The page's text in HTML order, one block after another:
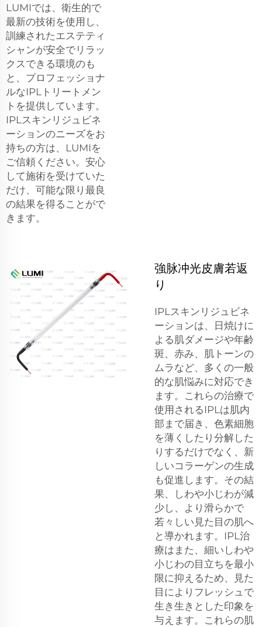
LUMIでは、衛生的で
最新の技術を使用し、
訓練されたエステティ
シャンが安全でリラッ
クスできる環境のも
と、プロフェッショナ
ルなIPLトリートメン
トを提供しています。
IPLスキンリジュビネ
ーションのニーズをお
持ちの方は、LUMIを
ご信頼ください。安心
して施術を受けていた
だけ、可能な限り最良
の結果を得ることがで
きます。
強脉冲光皮膚若返
り
IPLスキンリジュビネ
ーションは、日焼けに
よる肌ダメージや年齢
斑、赤み、肌トーンの
ムラなど、多くの一般
的な肌悩みに対応でき
ます。これらの治療で
使用されるIPLは肌内
部まで届き、色素細胞
を薄くしたり分解した
りするだけでなく、新
しいコラーゲンの生成
も促進します。その結
果、しわや小じわが減
少し、より滑らかで
若々しい見た目の肌へ
と導かれます。IPL治
療はまた、細いしわや
小じわの目立ちを最小
限に抑えるため、見た
目によりフレッシュで
生き生きとした印象を
与えます。これらの肌